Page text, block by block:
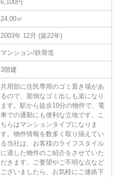
6,100円
24.00㎡
2003年 12月 (築22年)
マンション/鉄骨造
3階建
共用部に住民専用のゴミ置き場があ
るので、面倒なゴミ出しも楽になり
ます。駅から徒歩10分の物件で、電
車での通勤にも便利な立地です。こ
ちらはマンションタイプになりま
す。物件情報を数多く取り揃えてい
る当社は、お客様のライフスタイル
に適した物件のご紹介をさせていた
だきます。ご要望やご不明な点など
ございましたら、お気軽にご連絡下